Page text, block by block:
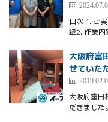
目次 1. ご
緯2. 作業
大阪府富
せていた
大阪府富田
だきまし